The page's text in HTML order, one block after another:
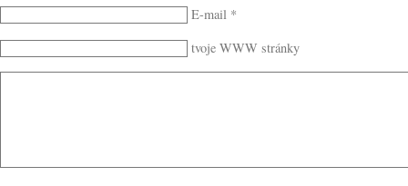
E-mail *
tvoje WWW stránky